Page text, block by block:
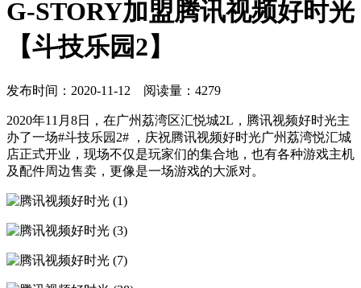
G-STORY加盟腾讯视频好时光
【斗技乐园2】
发布时间：2020-11-12 阅读量：4279
2020年11月8日，在广州荔湾区汇悦城2L，腾讯视频好时光主
办了一场#斗技乐园2# ，庆祝腾讯视频好时光广州荔湾悦汇城
店正式开业，现场不仅是玩家们的集合地，也有各种游戏主机
及配件周边售卖，更像是一场游戏的大派对。